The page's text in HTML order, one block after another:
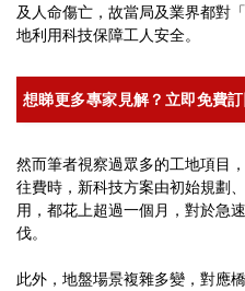
及人命傷亡，故當局及業界都對
地利用科技保障工人安全。
想睇更多專家見解？立即免費訂
然而筆者視察過眾多的工地項目
往費時，新科技方案由初始規劃
用，都花上超過一個月，對於急
伐。
此外，地盤場景複雜多變，對應